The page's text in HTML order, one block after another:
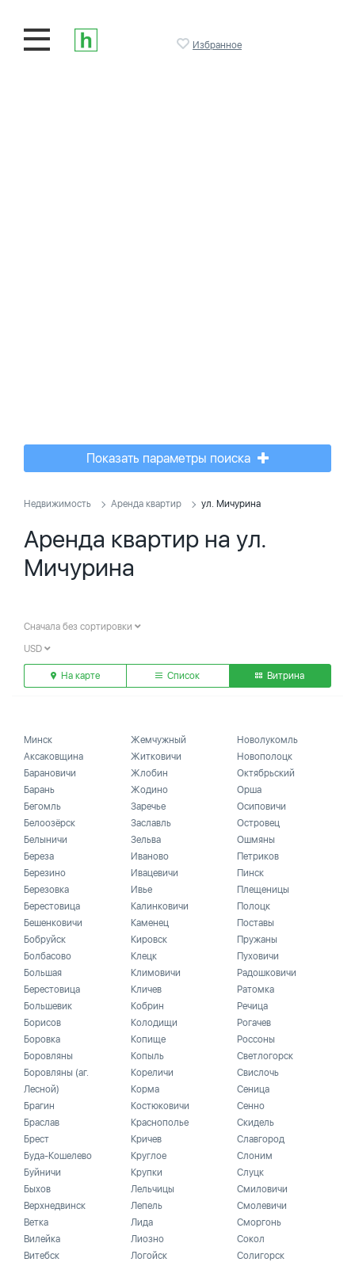
Избранное
Показать параметры поиска
Недвижимость Аренда квартир ул. Мичурина
Аренда квартир на ул.
Мичурина
Сначала без сортировки
USD
На карте Список Витрина
Минск
Аксаковщина
Барановичи
Барань
Бегомль
Белоозёрск
Белыничи
Береза
Березино
Березовка
Берестовица
Бешенковичи
Бобруйск
Болбасово
Большая
Берестовица
Большевик
Борисов
Боровка
Боровляны
Боровляны (аг.
Лесной)
Брагин
Браслав
Брест
Буда-Кошелево
Буйничи
Быхов
Верхнедвинск
Ветка
Вилейка
Витебск
Жемчужный
Житковичи
Жлобин
Жодино
Заречье
Заславль
Зельва
Иваново
Ивацевичи
Ивье
Калинковичи
Каменец
Кировск
Клецк
Климовичи
Кличев
Кобрин
Колодищи
Копище
Копыль
Кореличи
Корма
Костюковичи
Краснополье
Кричев
Круглое
Крупки
Лельчицы
Лепель
Лида
Лиозно
Логойск
Новолукомль
Новополоцк
Октябрьский
Орша
Осиповичи
Островец
Ошмяны
Петриков
Пинск
Плещеницы
Полоцк
Поставы
Пружаны
Пуховичи
Радошковичи
Ратомка
Речица
Рогачев
Россоны
Светлогорск
Свислочь
Сеница
Сенно
Скидель
Славгород
Слоним
Слуцк
Смиловичи
Смолевичи
Сморгонь
Сокол
Солигорск